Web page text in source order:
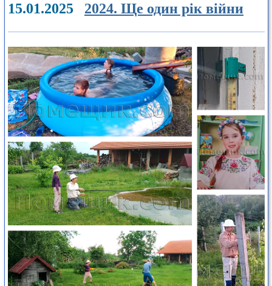
15.01.2025 2024. Ще один рік війни